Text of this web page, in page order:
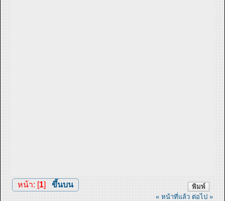
พิมพ์
หน้า: [1] ขึ้นบน
« หน้าที่แล้ว ต่อไป »